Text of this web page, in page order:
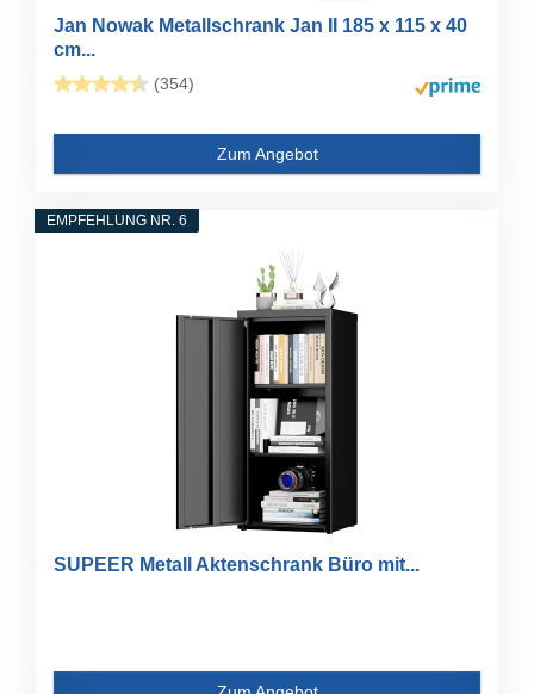
Jan Nowak Metallschrank Jan II 185 x 115 x 40
cm...
(354)
Zum Angebot
EMPFEHLUNG NR. 6
SUPEER Metall Aktenschrank Büro mit...